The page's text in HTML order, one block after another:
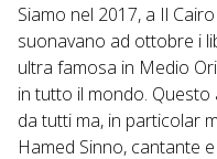
Siamo nel 2017, a Il
suonavano ad ottobre i
ultra famosa in Medio
in tutto il mondo.
da tutti ma, in particolar
Hamed Sinno, cantante